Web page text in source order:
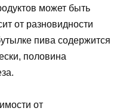
может быть
от разновидности
пива содержится
половина
от